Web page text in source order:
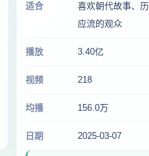
适合
喜欢朝代故事、
应流的观众
播放 3.40亿
视频 218
均播 156.0万
日期 2025-03-07